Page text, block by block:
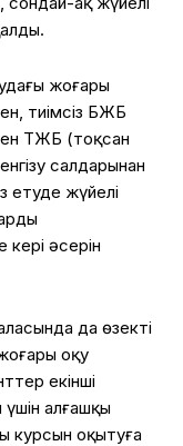
жоғары
тиімсіз БЖБ
ТЖБ (тоқсан
салдарынан
етуде жүйелі
кері әсерін
да өзекті
оқу
екінші
үшін алғашқы
курсын оқытуға